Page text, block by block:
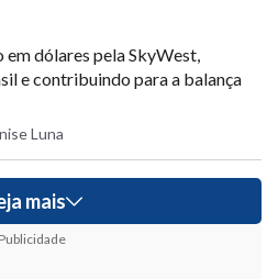
dólares pela SkyWest,
e contribuindo para a balança
Luna
mais
Publicidade